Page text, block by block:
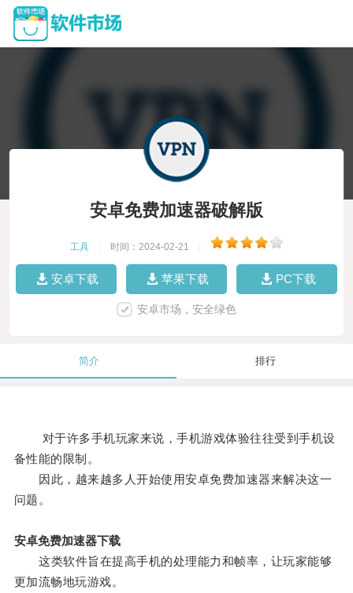
安卓免费加速器破解版
工具 时间：2024-02-21
安卓下载 苹果下载 PC下载
安卓市场，安全绿色
简介 排行
对于许多手机玩家来说，手机游戏体验往往受到手机设
备性能的限制。
因此，越来越多人开始使用安卓免费加速器来解决这一
问题。
安卓免费加速器下载
这类软件旨在提高手机的处理能力和帧率，让玩家能够
更加流畅地玩游戏。